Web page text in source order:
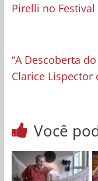
Pirelli no
“A Descoberta
Clarice Lispector
Você